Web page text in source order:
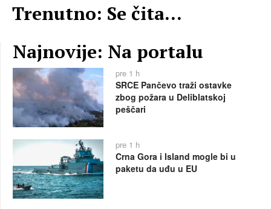
Trenutno: Se čita...
Najnovije: Na portalu
pre 1 h
SRCE Pančevo traži ostavke
zbog požara u Deliblatskoj
peščari
pre 1 h
Crna Gora i Island mogle bi u
paketu da uđu u EU